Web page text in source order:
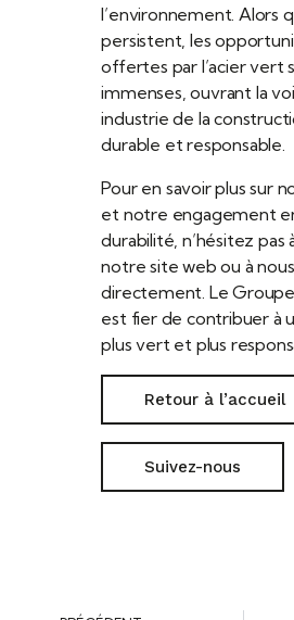
l’environnement. Alors
persistent, les
offertes par l’acier vert
immenses, ouvrant la
industrie de la
durable et responsable.
Pour en savoir plus sur
et notre engagement
durabilité, n’hésitez pas
notre site web ou à
directement. Le
est fier de contribuer à
plus vert et plus
Retour à l’accueil
Suivez-nous